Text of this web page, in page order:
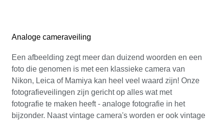
Analoge cameraveiling
Een afbeelding zegt meer dan duizend woorden en een
foto die genomen is met een klassieke camera van
Nikon, Leica of Mamiya kan heel veel waard zijn! Onze
fotografieveilingen zijn gericht op alles wat met
fotografie te maken heeft - analoge fotografie in het
bijzonder. Naast vintage camera's worden er ook vintage